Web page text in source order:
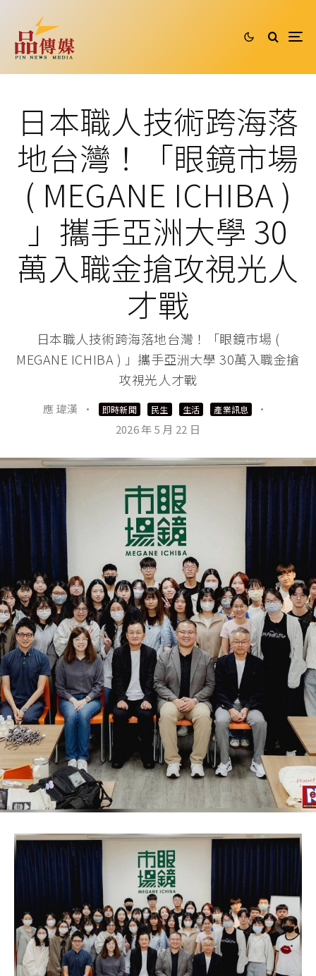
日本職人技術跨海落
地台灣！「眼鏡市場
( MEGANE ICHIBA )
」攜手亞洲大學 30
萬入職金搶攻視光人
才戰
日本職人技術跨海落地台灣！「眼鏡市場 (
MEGANE ICHIBA ) 」攜手亞洲大學 30萬入職金搶
攻視光人才戰
應 瑋漢 · 即時新聞 民生 生活 產業訊息
·
2026 年 5 月 22 日